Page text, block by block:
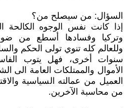
السؤال: من سيصلح من؟
إذا كانت نفس الوجوه الكالحة
وتركيا وفسادها أسطع من
وللعالم كله تنوي تولى الحكم
سنوات أخرى، فهل يتوب
الأموال والممتلكات العامة الى
العميل من عمالته السياسية
من محاسبة الآخرين.